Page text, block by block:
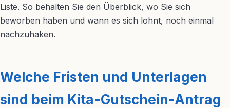
Liste. So behalten Sie den Überblick, wo Sie sich
beworben haben und wann es sich lohnt, noch einmal
nachzuhaken.
Welche Fristen und Unterlagen
sind beim Kita-Gutschein-Antrag